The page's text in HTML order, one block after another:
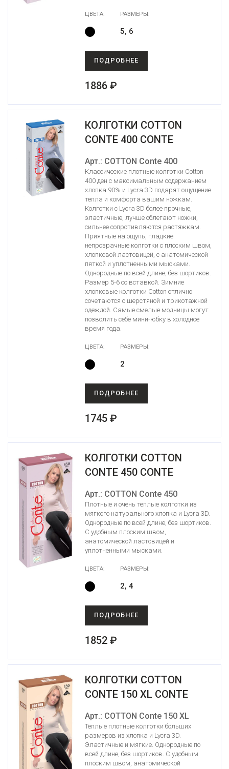
ЦВЕТА: РАЗМЕРЫ:
5, 6
ПОДРОБНЕЕ
1886 ₽
КОЛГОТКИ COTTON
CONTE 400 CONTE
Арт.: COTTON Conte 400
Классические плотные колготки Cotton
400 ден с максимальным содержанием
хлопка 90% и Lycra 3D подарят ощущение
тепла и комфорта вашим ножкам.
Колготки с Lycra 3D более прочные,
эластичные, лучше облегают ножки,
сильнее сопротивляются растяжкам.
Приятные на ощупь, гладкие
непрозрачные колготки с плоским швом,
хлопковой ластовицей, с анатомической
пяткой и уплотненными мысками.
Однородные по всей длине, без шортиков.
Размер 5-6 со вставкой. Зимние
хлопковые колготки Cotton отлично
сочетаются с шерстяной и трикотажной
одеждой. Самые смелые модницы могут
позволить себе мини-юбку в холодное
время года.
ЦВЕТА: РАЗМЕРЫ:
2
ПОДРОБНЕЕ
1745 ₽
КОЛГОТКИ COTTON
CONTE 450 CONTE
Арт.: COTTON Conte 450
Плотные и очень теплые колготки из
мягкого натурального хлопка и Lycra 3D.
Однородные по всей длине, без шортиков.
С удобным плоским швом,
анатомической ластовицей и
уплотненными мысками.
ЦВЕТА: РАЗМЕРЫ:
2, 4
ПОДРОБНЕЕ
1852 ₽
КОЛГОТКИ COTTON
CONTE 150 XL CONTE
Арт.: COTTON Conte 150 XL
Теплые плотные колготки больших
размеров из хлопка и Lycra 3D.
Эластичные и мягкие. Однородные по
всей длине, без шортиков. С удобным
плоским швом, анатомической